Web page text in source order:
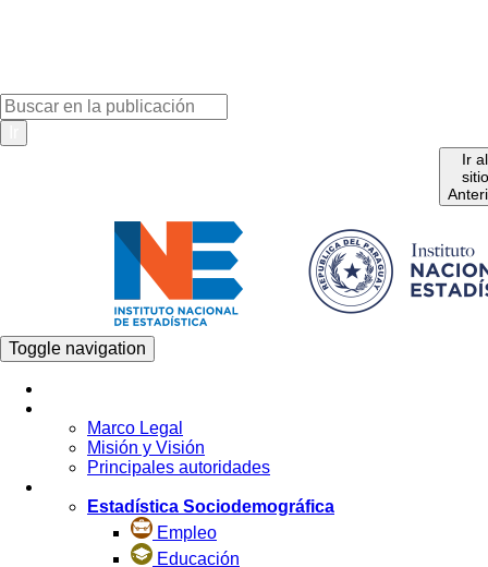
Ir al
sitio
Toggle navigation
Marco Legal
Misión y Visión
Principales autoridades
Estadística Sociodemográfica
Empleo
Educación